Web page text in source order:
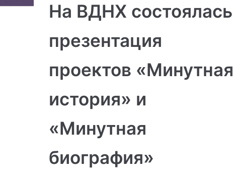
На ВДНХ состоялась
презентация
проектов «Минутная
история» и
«Минутная
биография»